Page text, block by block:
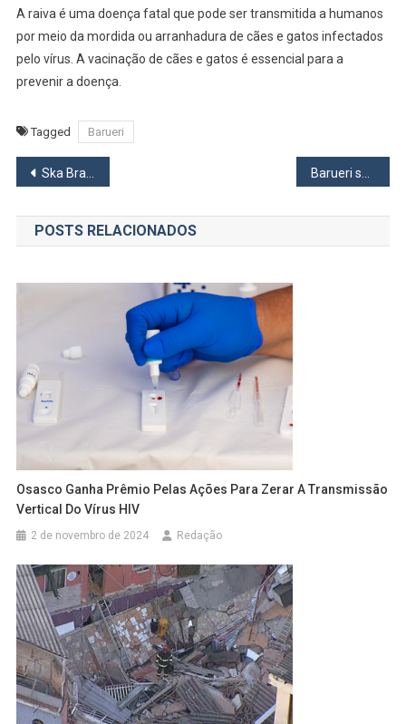
A raiva é uma doença fatal que pode ser transmitida a humanos
por meio da mordida ou arranhadura de cães e gatos infectados
pelo vírus. A vacinação de cães e gatos é essencial para a
prevenir a doença.
Tagged Barueri
Navegação
de
Post
Ska Brasil vence segunda partida seguida na Segunda Divisão do Campeonato Paulista
POSTS RELACIONADOS
Osasco Ganha Prêmio Pelas Ações Para Zerar A Transmissão
Vertical Do Vírus HIV
2 de novembro de 2024 Redação